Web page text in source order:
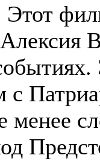
Этот
с
менее